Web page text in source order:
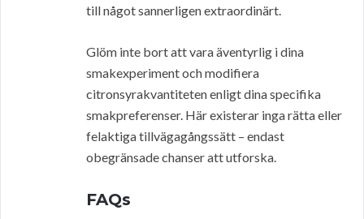
till något sannerligen extraordinärt.
Glöm inte bort att vara äventyrlig i dina
smakexperiment och modifiera
citronsyrakvantiteten enligt dina specifika
smakpreferenser. Här existerar inga rätta eller
felaktiga tillvägagångssätt – endast
obegränsade chanser att utforska.
FAQs